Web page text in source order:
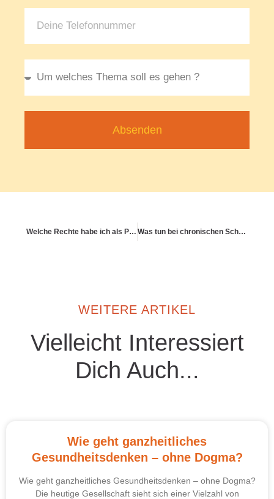
Absenden
Welche Rechte habe ich als Patient:in? Was tun bei chronischen Schmerzen ohne klare Ursache?
WEITERE ARTIKEL
Vielleicht Interessiert
Dich Auch...
Wie geht ganzheitliches
Gesundheitsdenken – ohne Dogma?
Wie geht ganzheitliches Gesundheitsdenken – ohne Dogma?
Die heutige Gesellschaft sieht sich einer Vielzahl von